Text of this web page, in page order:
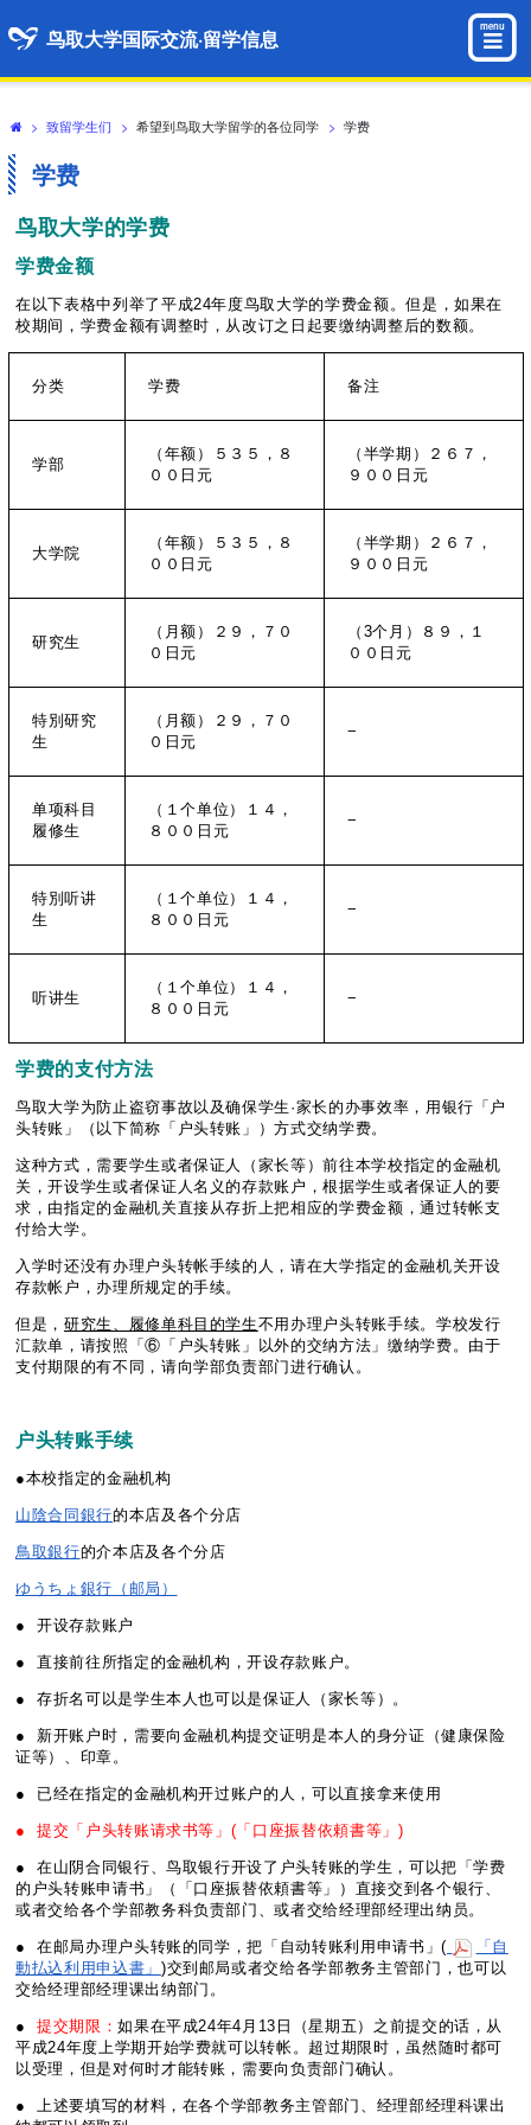
鸟取大学国际交流·留学信息 menu
> 致留学生们 > 希望到鸟取大学留学的各位同学 > 学费
学费
鸟取大学的学费
学费金额
在以下表格中列举了平成24年度鸟取大学的学费金额。但是，如果在
校期间，学费金额有调整时，从改订之日起要缴纳调整后的数额。
分类 学费 备注
学部
（年额）５３５，８
００日元
（半学期）２６７，
９００日元
大学院
（年额）５３５，８
００日元
（半学期）２６７，
９００日元
研究生
（月额）２９，７０
０日元
（3个月）８９，１
００日元
特別研究
生
（月额）２９，７０
０日元
−
单项科目
履修生
（１个单位）１４，
８００日元
−
特別听讲
生
（１个单位）１４，
８００日元
−
听讲生
（１个单位）１４，
８００日元
−
学费的支付方法
鸟取大学为防止盗窃事故以及确保学生·家长的办事效率，用银行「户
头转账」（以下简称「户头转账」）方式交纳学费。
这种方式，需要学生或者保证人（家长等）前往本学校指定的金融机
关，开设学生或者保证人名义的存款账户，根据学生或者保证人的要
求，由指定的金融机关直接从存折上把相应的学费金额，通过转帐支
付给大学。
入学时还没有办理户头转帐手续的人，请在大学指定的金融机关开设
存款帐户，办理所规定的手续。
但是， 研究生、履修单科目的学生不用办理户头转账手续。学校发行
汇款单，请按照「⑥「户头转账」以外的交纳方法」缴纳学费。由于
支付期限的有不同，请向学部负责部门进行确认。
户头转账手续
●本校指定的金融机构
山陰合同銀行的本店及各个分店
鳥取銀行的介本店及各个分店
ゆうちょ銀行（邮局）
● 开设存款账户
● 直接前往所指定的金融机构，开设存款账户。
● 存折名可以是学生本人也可以是保证人（家长等）。
● 新开账户时，需要向金融机构提交证明是本人的身分证（健康保险
证等）、印章。
● 已经在指定的金融机构开过账户的人，可以直接拿来使用
● 提交「户头转账请求书等」(「口座振替依頼書等」)
● 在山阴合同银行、鸟取银行开设了户头转账的学生，可以把「学费
的户头转账申请书」（「口座振替依頼書等」）直接交到各个银行、
或者交给各个学部教务科负责部门、或者交给经理部经理出纳员。
● 在邮局办理户头转账的同学，把「自动转账利用申请书」(
「自
動払込利用申込書」 )交到邮局或者交给各学部教务主管部门，也可以
交给经理部经理课出纳部门。
● 提交期限：如果在平成24年4月13日（星期五）之前提交的话，从
平成24年度上学期开始学费就可以转帐。超过期限时，虽然随时都可
以受理，但是对何时才能转账，需要向负责部门确认。
● 上述要填写的材料，在各个学部教务主管部门、经理部经理科课出